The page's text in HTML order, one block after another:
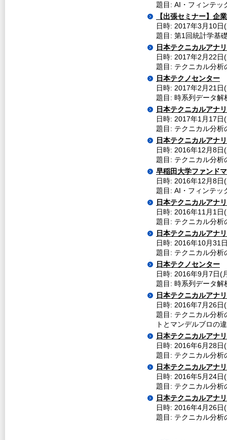
題目: AI・フィンテッ
【出張セミナー】企
日時: 2017年3月10
題目: 第1回統計学基
日本テクニカルアナ
日時: 2017年2月22
題目: テクニカル分
日本テクノセンター
日時: 2017年2月21
題目: 時系列データ
日本テクニカルアナ
日時: 2017年1月17
題目: テクニカル分
日本テクニカルアナ
日時: 2016年12月8
題目: テクニカル分
早稲田大学ファンド
日時: 2016年12月8
題目: AI・フィンテッ
日本テクニカルアナ
日時: 2016年11月1
題目: テクニカル分
日本テクニカルアナ
日時: 2016年10月31
題目: テクニカル分
日本テクノセンター
日時: 2016年9月7日(
題目: 時系列データ
日本テクニカルアナ
日時: 2016年7月26
題目: テクニカル分
トとマンデルブロの
日本テクニカルアナ
日時: 2016年6月28
題目: テクニカル分
日本テクニカルアナ
日時: 2016年5月24
題目: テクニカル分
日本テクニカルアナ
日時: 2016年4月26
題目: テクニカル分